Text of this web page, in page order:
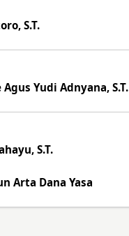
S.T.
Yudi Adnyana, S.T.
S.T.
Arta Dana Yasa